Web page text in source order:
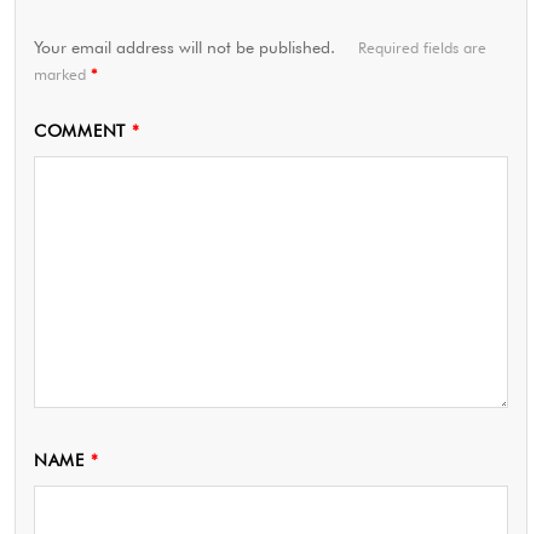
Your email address will not be published.
Required fields are
marked *
COMMENT *
NAME *